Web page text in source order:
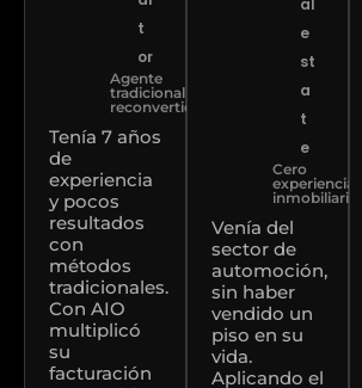
t
or
Agente
tradicional
reconvertido
Tenía 7 años
de
experiencia
y pocos
resultados
con
métodos
tradicionales.
Con AIO
multiplicó
su
facturación
e
st
a
t
e
Cero
experiencia
inmobiliaria
Venía del
sector de
automoción,
sin haber
vendido un
piso en su
vida.
Aplicando el